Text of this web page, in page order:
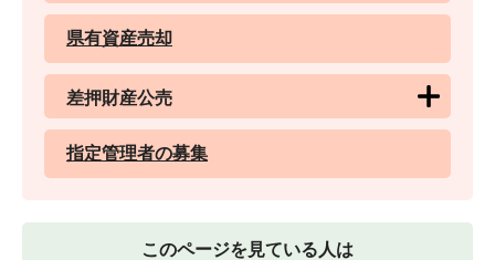
県有資産売却
差押財産公売
指定管理者の募集
このページを見ている人は